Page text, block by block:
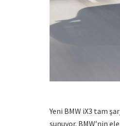
Yeni BMW iX3 tam
sunuyor. BMW’nin